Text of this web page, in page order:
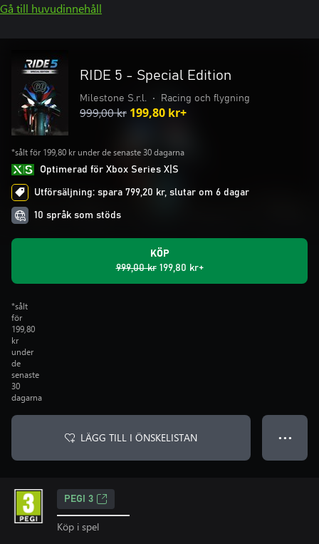
Gå till huvudinnehåll
RIDE 5 - Special Edition
Milestone S.r.l. • Racing och flygning
999,00 kr 199,80 kr+
*sålt för 199,80 kr under de senaste 30 dagarna
Optimerad för Xbox Series X|S
Utförsäljning: spara 799,20 kr, slutar om 6 dagar
10 språk som stöds
KÖP
999,00 kr 199,80 kr+
*sålt
för
199,80
kr
under
de
senaste
30
dagarna
LÄGG TILL I ÖNSKELISTAN ● ● ●
PEGI 3
Köp i spel